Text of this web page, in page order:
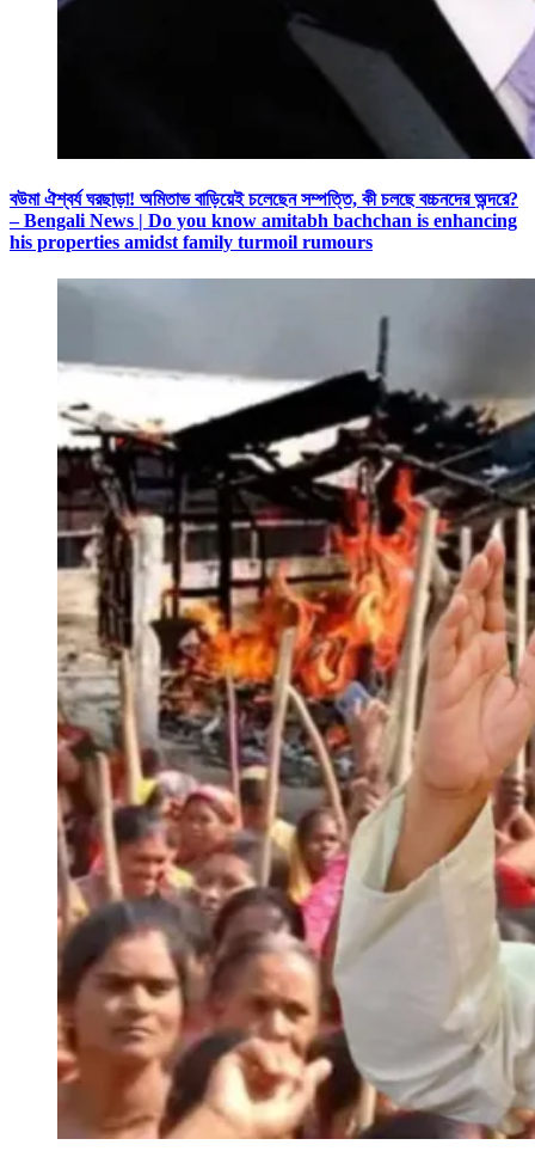
বউমা ঐশ্বর্য ঘরছাড়া! অমিতাভ বাড়িয়েই চলেছেন সম্পত্তি, কী চলছে বচ্চনদের অন্দরে?
– Bengali News | Do you know amitabh bachchan is enhancing
his properties amidst family turmoil rumours